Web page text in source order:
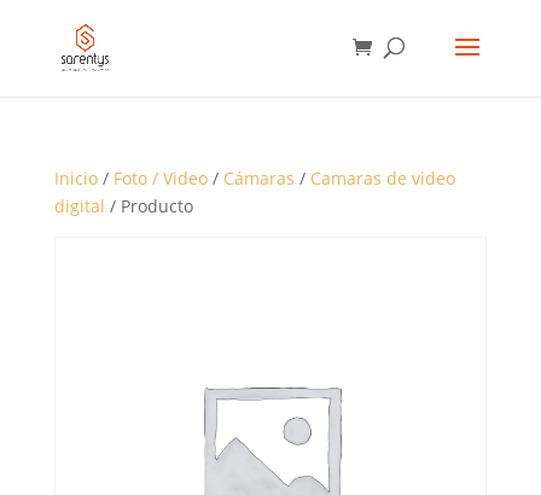
PRODUCTOS
Inicio/ Foto / Video/ Cámaras / Camaras de video
digital / Producto